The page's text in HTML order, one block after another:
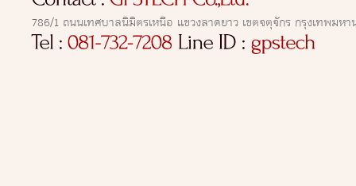
786/1 ถนนเทศบาลนิมิตรเหนือ แขวงลาดยาว เขตจตุจักร กรุงเทพมหา